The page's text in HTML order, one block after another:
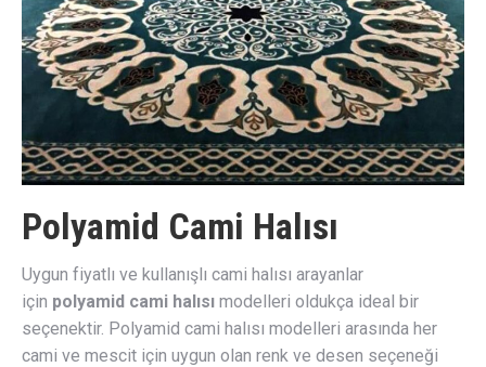
Polyamid Cami Halısı
Uygun fiyatlı ve kullanışlı cami halısı arayanlar
için polyamid cami halısı modelleri oldukça ideal bir
seçenektir. Polyamid cami halısı modelleri arasında her
cami ve mescit için uygun olan renk ve desen seçeneği